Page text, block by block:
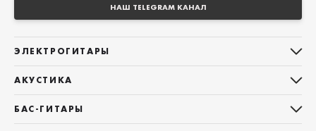
НАШ TELEGRAM КАНАЛ
ЭЛЕКТРОГИТАРЫ
Telecaster
Les Paul
АКУСТИКА
БАС-ГИТАРЫ